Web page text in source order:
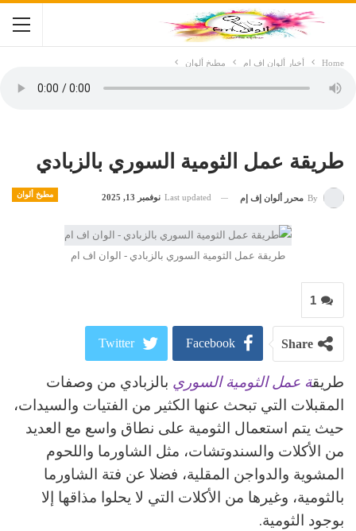
Home أخبار ألوان اف ام مطبخ ألوان
طريقة عمل الثومية السوري بالزبادي
مطبخ ألوان By محرر ألوان إف إم Last updated نوفمبر 13, 2025
طريقة عمل الثومية السوري بالزبادي - الوان اف ام
1
Share
Facebook
Twitter
Google+
ReddIt
WhatsApp
Pinterest
البريد الالكتروني
طريقة عمل الثومية السوري بالزبادي من وصفات
المقبلات التي تبحث عنها الكثير من الفتيات والسيدات،
حيث يتم استعمال الثومية على نطاق واسع مع العديد
من الأكلات والسندوتشات، مثل الشاورما واللحوم
المشوية والدواجن المقلية، فضلا عن فتة الشاورما
بالثومية، وغيرها من الأكلات التي لا يحلوا مذاقها إلا
بوجود الثومية.